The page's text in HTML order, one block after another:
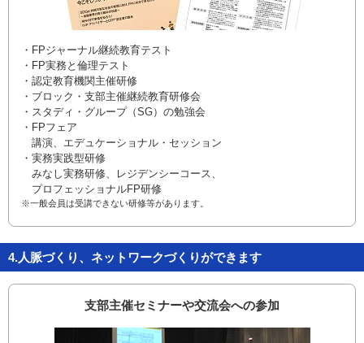
・FPジャーナル継続教育テスト
・FP実務と倫理テスト
・認定教育機関主催研修
・ブロック・支部主催継続教育研修会
・スタディ・グループ（SG）の勉強会
・FPフェア
講演、エデュケーショナル・セッション
・実務実践型研修
みなし実務研修、レジデンシーコース、
プロフェッショナルFP研修
※一般会員は受講できない研修等があります。
4.人脈づくり、ネットワークづくりができます
支部主催セミナーや交流会への参加